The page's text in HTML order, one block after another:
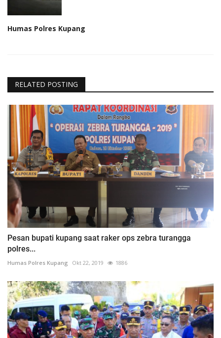
Humas Polres Kupang
RELATED POSTING
Pesan bupati kupang saat raker ops zebra turangga
polres...
Humas Polres Kupang Okt 22, 2019 1886